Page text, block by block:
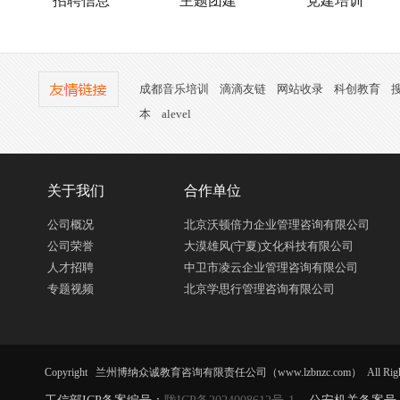
成都音乐培训 滴滴友链 网站收录 科创教育
本
alevel
关于我们 合作单位
公司概况
公司荣誉
人才招聘
专题视频
北京沃顿倍力企业管理咨询有限公司
大漠雄风(宁夏)文化科技有限公司
中卫市凌云企业管理咨询有限公司
北京学思行管理咨询有限公司
Copyright 兰州博纳众诚教育咨询有限责任公司（www.lzbnzc.com） All